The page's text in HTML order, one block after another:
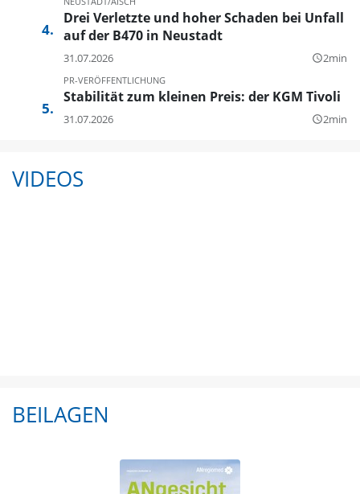
Drei Verletzte und hoher Schaden bei Unfall
auf der B470 in Neustadt
31.07.2026 query_builder2min
PR-VERÖFFENTLICHUNG
Stabilität zum kleinen Preis: der KGM Tivoli
31.07.2026 query_builder2min
VIDEOS
BEILAGEN